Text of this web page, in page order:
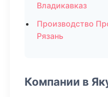
Владикавказ
Производство
Рязань
Компании в